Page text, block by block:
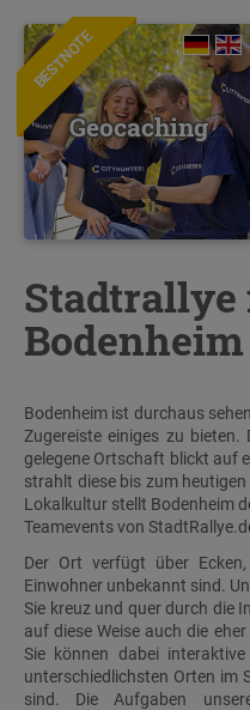
BESTNOTE
Geocaching
Stadtrallye
Bodenheim
Bodenheim ist durchaus
Zugereiste einiges zu bieten.
gelegene Ortschaft blickt auf
strahlt diese bis zum
Lokalkultur stellt Bodenheim
Teamevents von
Der Ort verfügt über
Einwohner unbekannt sind.
Sie kreuz und quer durch die
auf diese Weise auch die
Sie können dabei
unterschiedlichsten Orten im
sind. Die Aufgaben